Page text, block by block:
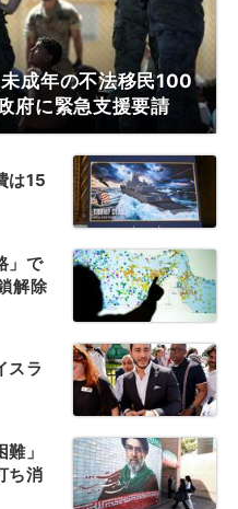
成年の不法移民100
府に緊急支援要請
は15
」で
解除
スラ
」
ち消